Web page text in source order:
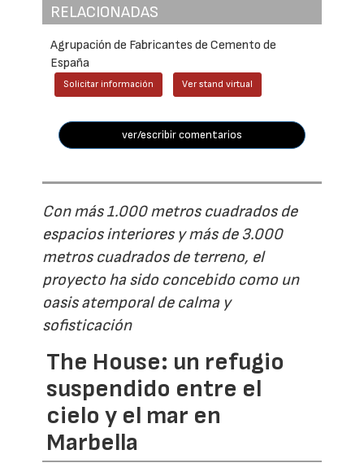
RELACIONADAS
Agrupación de Fabricantes de Cemento de
España
Solicitar información Ver stand virtual
ver/escribir comentarios
Con más 1.000 metros cuadrados de
espacios interiores y más de 3.000
metros cuadrados de terreno, el
proyecto ha sido concebido como un
oasis atemporal de calma y
sofisticación
The House: un refugio
suspendido entre el
cielo y el mar en
Marbella